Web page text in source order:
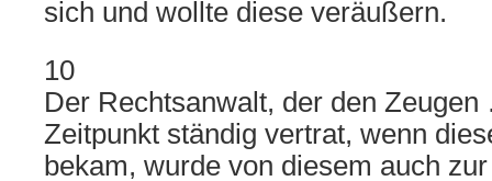
sich und wollte diese veräußern.
10
Der Rechtsanwalt, der den
Zeitpunkt ständig vertrat, wenn
bekam, wurde von diesem auch